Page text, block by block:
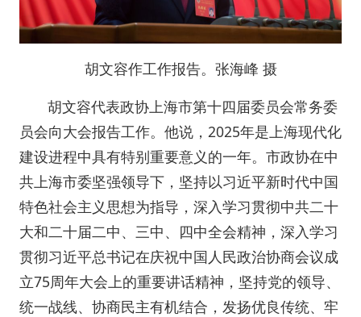
胡文容作工作报告。 张海峰 摄
胡文容代表政协上海市第十四届委员会常务委
员会向大会报告工作。他说，2025年是上海现代化
建设进程中具有特别重要意义的一年。市政协在中
共上海市委坚强领导下，坚持以习近平新时代中国
特色社会主义思想为指导，深入学习贯彻中共二十
大和二十届二中、三中、四中全会精神，深入学习
贯彻习近平总书记在庆祝中国人民政治协商会议成
立75周年大会上的重要讲话精神，坚持党的领导、
统一战线、协商民主有机结合，发扬优良传统、牢